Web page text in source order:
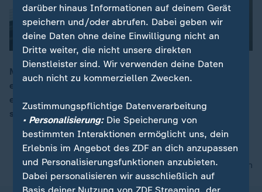
Mit nur 20 Jahren erobert Sienna Spiro die Charts –
entdeckt auf TikTok, geprägt von Soul Legenden. Nun
erscheint bald das Debut-Album der Britin. Wir haben
sie in Berlin getroffen.
nach oben
darüber hinaus Informationen auf deinem Gerät
speichern und/oder abrufen. Dabei geben wir
deine Daten ohne deine Einwilligung nicht an
Dritte weiter, die nicht unsere direkten
Dienstleister sind. Wir verwenden deine Daten
auch nicht zu kommerziellen Zwecken.
Zustimmungspflichtige Datenverarbeitung
• Personalisierung:Die Speicherung von
bestimmten Interaktionen ermöglicht uns, dein
Erlebnis im Angebot des ZDF an dich anzupassen
und Personalisierungsfunktionen anzubieten.
Dabei personalisieren wir ausschließlich auf